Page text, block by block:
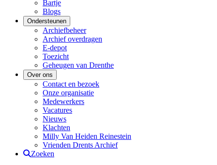
Bartje
Blogs
Ondersteunen
Archiefbeheer
Archief overdragen
E-depot
Toezicht
Geheugen van Drenthe
Over ons
Contact en bezoek
Onze organisatie
Medewerkers
Vacatures
Nieuws
Klachten
Milly Van Heiden Reinestein
Vrienden Drents Archief
Zoeken